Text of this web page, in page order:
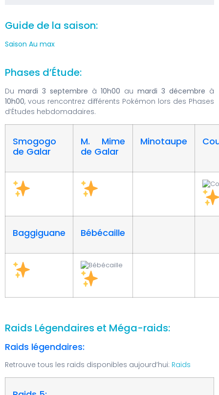
Guide de la saison:
Saison Au max
Phases d’Étude:
Du mardi 3 septembre à 10h00 au mardi 3 décembre à
10h00, vous rencontrez différents Pokémon lors des Phases
d’Études hebdomadaires.
Smogogo
de Galar
M. Mime
de Galar
Minotaupe
Baggiguane Bébécaille
Raids Légendaires et Méga-raids:
Raids légendaires:
Retrouve tous les raids disponibles aujourd’hui: Raids